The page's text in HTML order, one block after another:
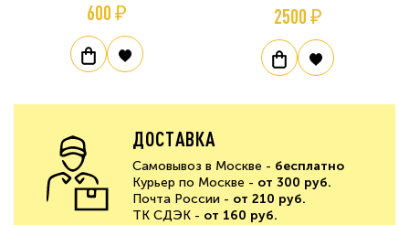
600 ₽ 2500 ₽
ДОСТАВКА
Самовывоз в Москве - бесплатно
Курьер по Москве - от 300 руб.
Почта России - от 210 руб.
ТК СДЭК - от 160 руб.